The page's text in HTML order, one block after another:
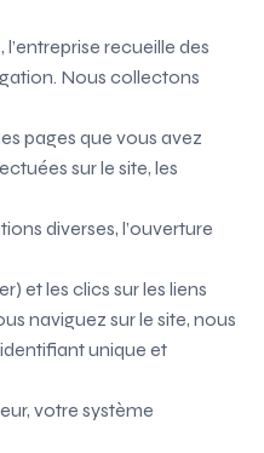
recueille des
Nous collectons
pages que vous avez
sur le site, les
diverses, l’ouverture
et les clics sur les liens
naviguez sur le site, nous
unique et
votre système